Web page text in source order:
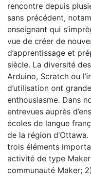
rencontre depuis
sans précédent,
enseignant qui
vue de créer de
d’apprentissage et
siècle. La diversité
Arduino, Scratch ou
d’utilisation ont
enthousiasme. Dans
entrevues auprès
écoles de langue
de la région
trois éléments
activité de type
communauté Maker;